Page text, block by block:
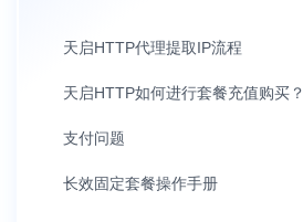
天启HTTP代理提取IP流程
天启HTTP如何进行套餐充值购买？
支付问题
长效固定套餐操作手册